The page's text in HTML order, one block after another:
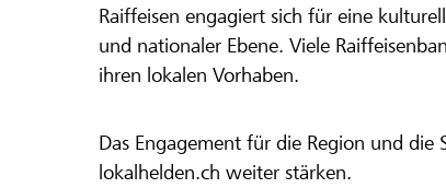
Raiffeisen engagiert sich für eine
und nationaler Ebene. Viele
ihren lokalen Vorhaben.
Das Engagement für die Region und
lokalhelden.ch weiter stärken.